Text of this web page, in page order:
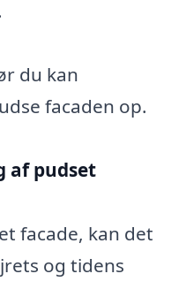
du kan
facaden op.
af pudset
facade, kan det
og tidens